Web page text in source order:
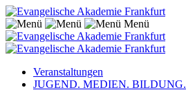
Menü
Veranstaltungen
JUGEND. MEDIEN. BILDUNG.